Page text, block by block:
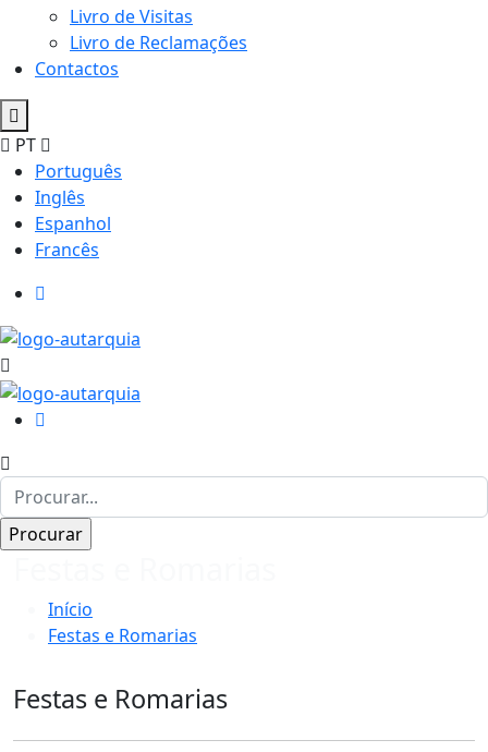
Livro de Visitas
Livro de Reclamações
Contactos
PT
Português
Inglês
Espanhol
Francês
Início
Festas e Romarias
Festas e Romarias